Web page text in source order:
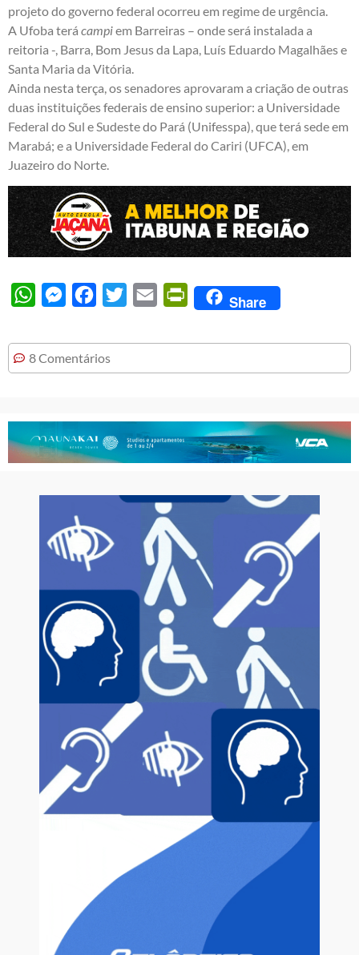
projeto do governo federal ocorreu em regime de urgência.
A Ufoba terá campiem Barreiras – onde será instalada a
reitoria -, Barra, Bom Jesus da Lapa, Luís Eduardo Magalhães e
Santa Maria da Vitória.
Ainda nesta terça, os senadores aprovaram a criação de outras
duas instituições federais de ensino superior: a Universidade
Federal do Sul e Sudeste do Pará (Unifesspa), que terá sede em
Marabá; e a Universidade Federal do Cariri (UFCA), em
Juazeiro do Norte.
WhatsAppMessengerFacebook
Twitter Email PrintFriendly
Share
8 Comentários